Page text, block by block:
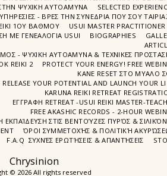
Chrysinion
© 2026 All rights reserved
ΨΥΧΙΚΗ ΑΥΤΟΑΜΥΝΑ
SELECTED
ΥΠΗΡΕΣΙΕΣ - ΒΡΕΣ ΤΗΝ ΣΥΝΕΔΡΙΑ ΠΟΥ ΣΟΥ
1ΟΥ ΒΑΘΜΟΥ
USUI MASTER
ΜΕ ΓΕΝΕΑΛΟΓΙΑ USUI
BIOGRAPHIES
- ΨΥΧΙΚΗ ΑΥΤΟΑΜΥΝΑ & ΤΕΧΝΙΚΕΣ
REIKI 2
PROTECT YOUR ENERGY! FREE
ΚΑΝΕ RESET ΣΤΟ ΜΥΑΛΟ
YOUR POTENTIAL AND LAUNCH YOUR
KARUNA REIKI RETREAT
ΕΓΓΡΑΦΗ RETREAT -USUI REIKI MASTER-
FREE AKASHIC RECORDS - 2-HOUR
ΕΚΠΑΊΔΕΥΣΗ ΣΤΙΣ ΒΕΝΤΟΎΖΕΣ ΠΥΡΌΣ &
ΌΡΟΙ ΣΥΜΜΕΤΟΧΉΣ & ΠΟΛΙΤΙΚΉ
F.A.Q ΣΥΧΝΈΣ ΕΡΩΤΉΣΕΙΣ & ΑΠΑΝΤΉΣΕΙΣ